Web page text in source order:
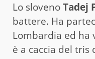
Lo slovenoTadej
battere. Ha
Lombardia ed ha
è a caccia del tris